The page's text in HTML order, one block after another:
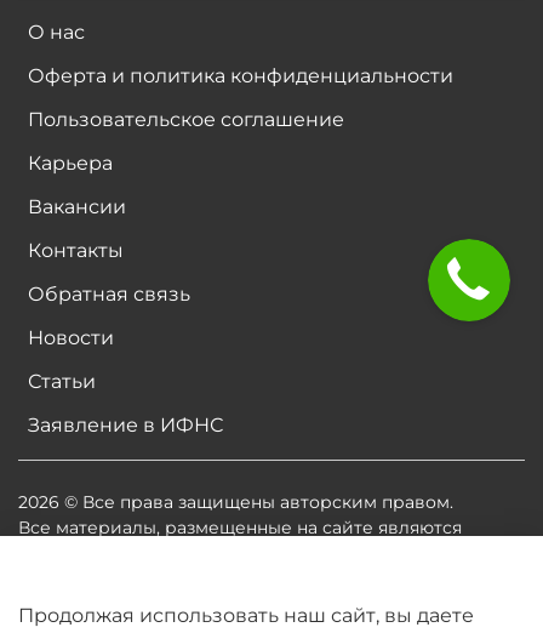
О нас
Оферта и политика конфиденциальности
Пользовательское соглашение
Карьера
Вакансии
Контакты
Обратная связь
Новости
Статьи
Заявление в ИФНС
2026 © Все права защищены авторским правом.
Все материалы, размещенные на сайте являются
владельцев сайта есть соглашение о размещении
Продолжая использовать наш сайт, вы даете